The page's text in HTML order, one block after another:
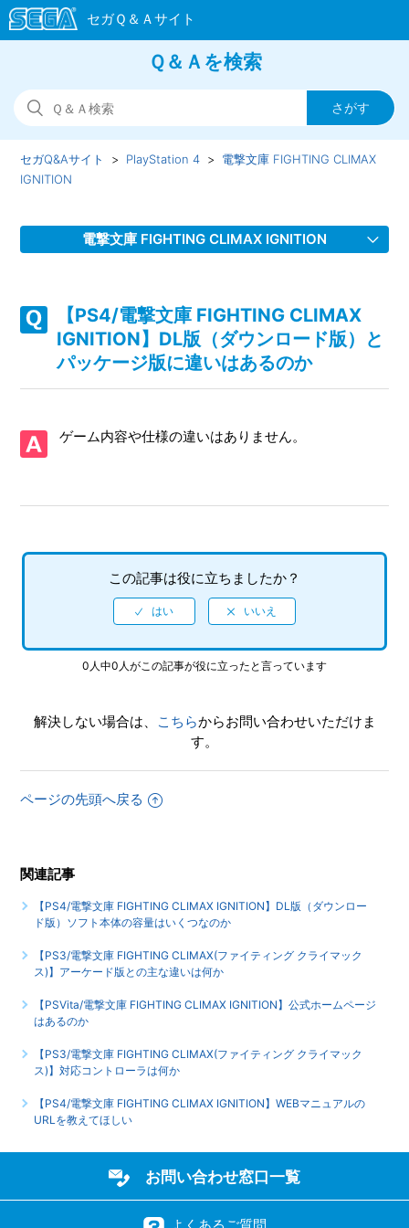
Ｑ＆Ａを検索
セガQ&Aサイト PlayStation 4
電撃文庫 FIGHTING CLIMAX
IGNITION
電撃文庫 FIGHTING CLIMAX IGNITION
ュアルのURLを教えてほしい
【PS4/電撃文庫 FIGHTING CLIMAX IGNITION】ゲームが難
しい、コツなどはあるのか
ク対戦を観戦することはできるか
【PS4/電撃文庫 FIGHTING CLIMAX IGNITION】難易度設定
【PS4/電撃文庫 FIGHTING CLIMAX IGNITION】HDDへの
【PS4/電撃文庫 FIGHTING CLIMAX IGNITION】ネットワー
【PS4/電撃文庫 FIGHTING CLIMAX IGNITION】インターネ
違いを教えてほしい
もっと見る
【PS4/電撃文庫 FIGHTING CLIMAX
IGNITION】DL版（ダウンロード版）と
パッケージ版に違いはあるのか
ゲーム内容や仕様の違いはありません。
この記事は役に立ちましたか？
0人中0人がこの記事が役に立ったと言っています
解決しない場合は、 こちらからお問い合わせいただけま
す。
ページの先頭へ戻る
関連記事
【PS4/電撃文庫 FIGHTING CLIMAX IGNITION】DL版（ダウンロー
ド版）ソフト本体の容量はいくつなのか
【PS3/電撃文庫 FIGHTING CLIMAX(ファイティング クライマック
ス)】アーケード版との主な違いは何か
【PSVita/電撃文庫 FIGHTING CLIMAX IGNITION】公式ホームページ
はあるのか
【PS3/電撃文庫 FIGHTING CLIMAX(ファイティング クライマック
ス)】対応コントローラは何か
【PS4/電撃文庫 FIGHTING CLIMAX IGNITION】WEBマニュアルの
URLを教えてほしい
お問い合わせ窓口一覧